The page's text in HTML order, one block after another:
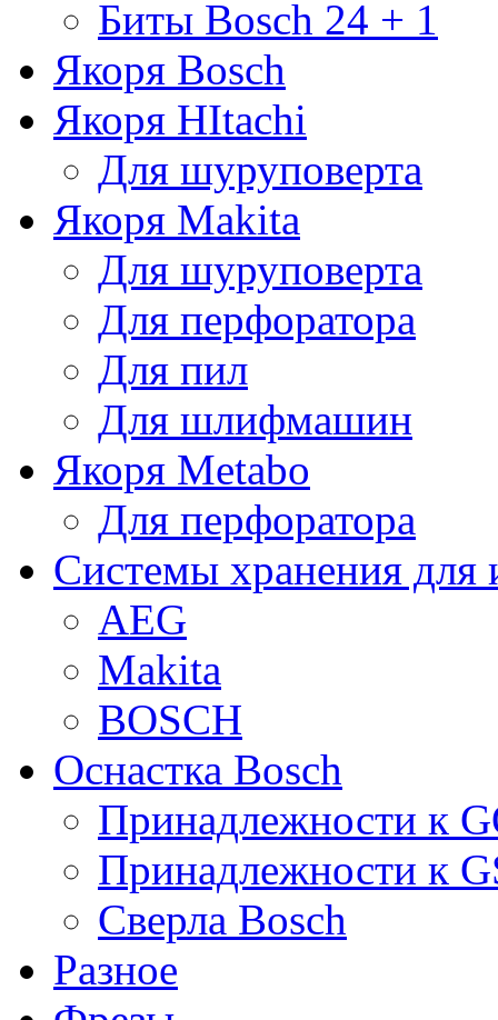
Биты Bosch 24 + 1
Якоря Bosch
Якоря HItachi
Для шуруповерта
Якоря Makita
Для шуруповерта
Для перфоратора
Для пил
Для шлифмашин
Якоря Metabo
Для перфоратора
Системы хранения для
AEG
Makita
BOSCH
Оснастка Bosch
Принадлежности к
Принадлежности к
Сверла Bosch
Разное